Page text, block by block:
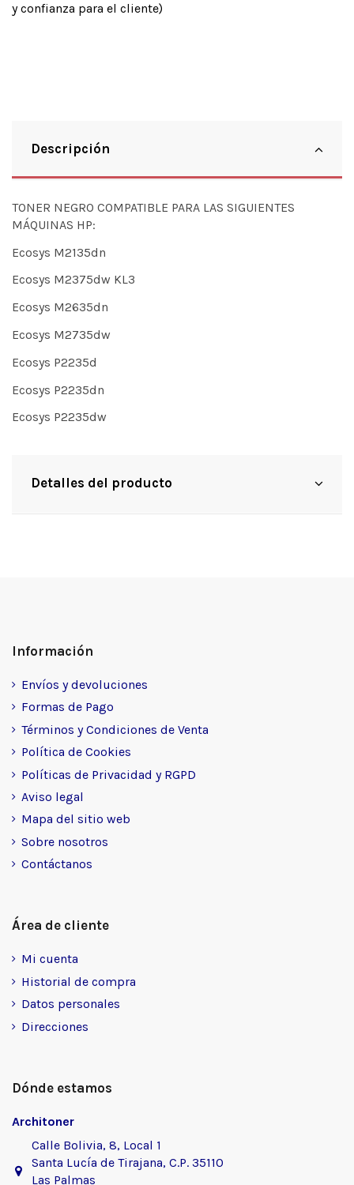
y confianza para el cliente)
Descripción
TONER NEGRO COMPATIBLE PARA LAS SIGUIENTES
MÁQUINAS HP:
Ecosys M2135dn
Ecosys M2375dw KL3
Ecosys M2635dn
Ecosys M2735dw
Ecosys P2235d
Ecosys P2235dn
Ecosys P2235dw
Detalles del producto
Información
Envíos y devoluciones
Formas de Pago
Términos y Condiciones de Venta
Política de Cookies
Políticas de Privacidad y RGPD
Aviso legal
Mapa del sitio web
Sobre nosotros
Contáctanos
Área de cliente
Mi cuenta
Historial de compra
Datos personales
Direcciones
Dónde estamos
Architoner
Calle Bolivia, 8, Local 1
Santa Lucía de Tirajana, C.P. 35110
Las Palmas